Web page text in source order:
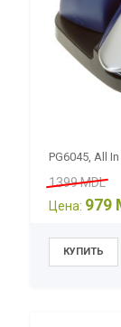
PG6045, All
1399 MDL
Цена: 979